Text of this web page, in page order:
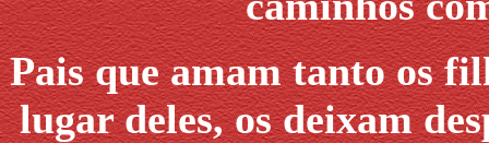
Pais que amam tanto os
lugar deles, os deixam